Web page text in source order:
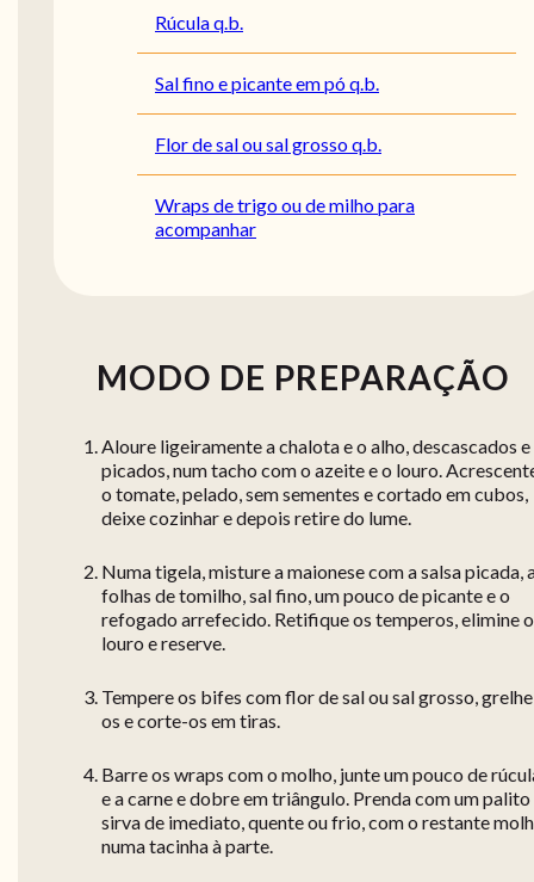
Rúcula q.b.
Sal fino e picante em pó q.b.
Flor de sal ou sal grosso q.b.
Wraps de trigo ou de milho para
acompanhar
MODO DE PREPARAÇÃO
Aloure ligeiramente a chalota e o alho, descascados e
picados, num tacho com o azeite e o louro.
o tomate, pelado, sem sementes e cortado em cubos,
deixe cozinhar e depois retire do lume.
Numa tigela, misture a maionese com a salsa picada,
folhas de tomilho, sal fino, um pouco de picante e o
refogado arrefecido. Retifique os temperos, elimine o
louro e reserve.
Tempere os bifes com flor de sal ou sal grosso,
os e corte-os em tiras.
Barre os wraps com o molho, junte um pouco de
e a carne e dobre em triângulo. Prenda com um palito
sirva de imediato, quente ou frio, com o restante
numa tacinha à parte.